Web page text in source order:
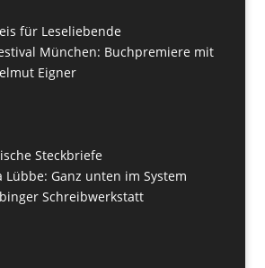
für Leseliebende
München: Buchpremiere mit
Eigner
Steckbriefe
Lübbe: Ganz unten im System
Schreibwerkstatt